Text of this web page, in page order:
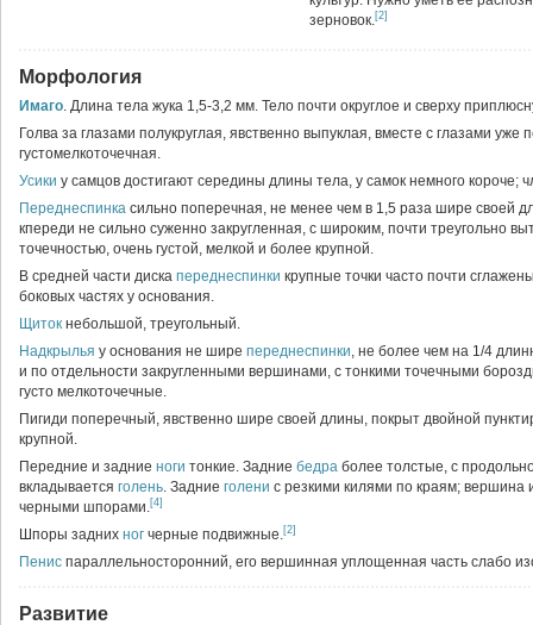
зерновок.[2]
Морфология
Имаго. Длина тела жука 1,5-3,2 мм. Тело почти округлое и сверху
Голва за глазами полукруглая, явственно выпуклая, вместе с глазами уже
густомелкоточечная.
Усики у самцов достигают середины длины тела, у самок немного короче;
Переднеспинка сильно поперечная, не менее чем в 1,5 раза шире своей
кпереди не сильно суженно закругленная, с широким, почти треугольно
точечностью, очень густой, мелкой и более крупной.
В средней части диска переднеспинки крупные точки часто почти
боковых частях у основания.
Щиток небольшой, треугольный.
Надкрылья у основания не шире переднеспинки, не более чем на 1/4
и по отдельности закругленными вершинами, с тонкими точечными
густо мелкоточечные.
Пигиди поперечный, явственно шире своей длины, покрыт двойной
крупной.
Передние и задние ноги тонкие. Задние бедра более толстые, с
вкладывается голень. Задние голени с резкими килями по краям; вершина
черными шпорами.[4]
Шпоры задних ног черные подвижные.[2]
Пенис параллельносторонний, его вершинная уплощенная часть слабо
Развитие